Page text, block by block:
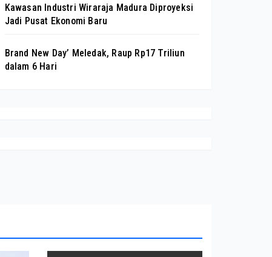
Kawasan Industri Wiraraja Madura Diproyeksi
Jadi Pusat Ekonomi Baru
Brand New Day’ Meledak, Raup Rp17 Triliun
dalam 6 Hari